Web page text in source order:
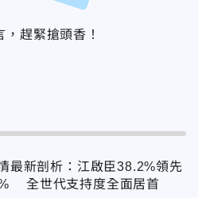
，趕緊搶頭香！
最新剖析：江啟臣38.2%領先
全世代支持度全面居首